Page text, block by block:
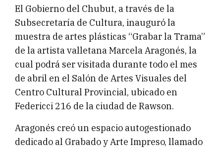
El Gobierno del Chubut, a través de la
Subsecretaría de Cultura, inauguró la
muestra de artes plásticas “Grabar la Trama”
de la artista valletana Marcela Aragonés, la
cual podrá ser visitada durante todo el mes
de abril en el Salón de Artes Visuales del
Centro Cultural Provincial, ubicado en
Federicci 216 de la ciudad de Rawson.
Aragonés creó un espacio autogestionado
dedicado al Grabado y Arte Impreso, llamado